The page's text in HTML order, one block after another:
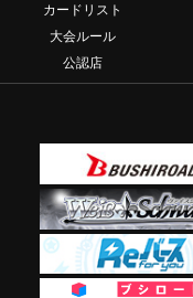
カードリスト
大会ルール
公認店